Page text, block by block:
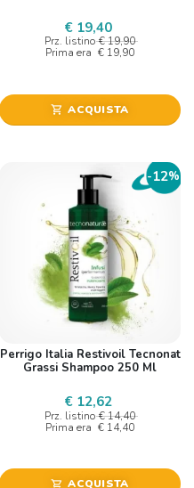
€ 19,40
Prz. listino € 19,90
Prima era € 19,90
shopping_cart ACQUISTA
-12%
Perrigo Italia Restivoil Tecnonat
Grassi Shampoo 250 Ml
€ 12,62
Prz. listino € 14,40
Prima era € 14,40
shopping_cart ACQUISTA